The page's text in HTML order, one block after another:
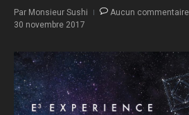
Par Monsieur Sushi Aucun commentaire
30 novembre 2017